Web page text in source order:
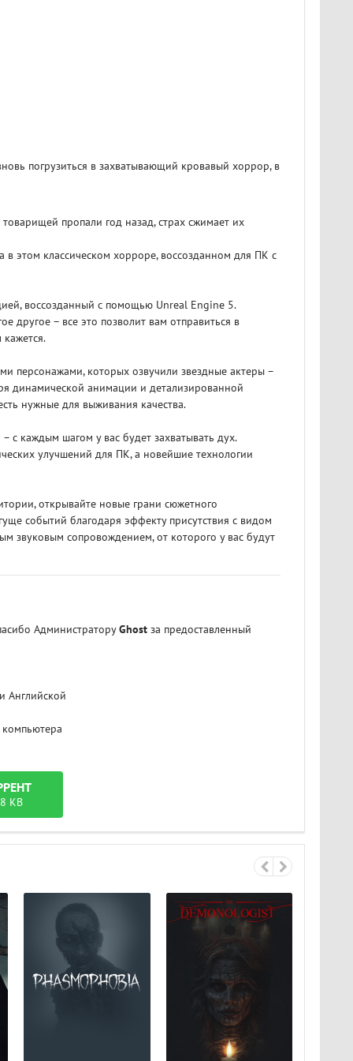
погрузиться в захватывающий кровавый хоррор, в
пропали год назад, страх сжимает их
в этом классическом хорроре, воссозданном для ПК с
воссозданный с помощью Unreal Engine 5.
другое – все это позволит вам отправиться в
персонажами, которых озвучили звездные актеры –
динамической анимации и детализированной
нужные для выживания качества.
каждым шагом у вас будет захватывать дух.
улучшений для ПК, а новейшие технологии
открывайте новые грани сюжетного
событий благодаря эффекту присутствия с видом
звуковым сопровождением, от которого у вас будут
АдминистраторуGhost за предоставленный
Английской
компьютера
KB